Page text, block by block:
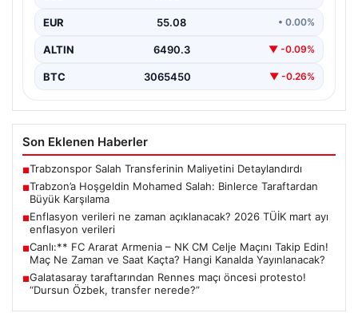
4 Ağustos 2026 tarihinde gerçekleştirilecek olan büyük
karşılaşmada FC Ararat Armenia, FFA Academy
EUR 55.08 • 0.00%
ALTIN 6490.3 ▼ -0.09%
BTC 3065450 ▼ -0.26%
Son Eklenen Haberler
■Trabzonspor Salah Transferinin Maliyetini Detaylandırdı
■Trabzon’a Hoşgeldin Mohamed Salah: Binlerce Taraftardan
Büyük Karşılama
■Enflasyon verileri ne zaman açıklanacak? 2026 TÜİK mart ayı
enflasyon verileri
■Canlı:** FC Ararat Armenia – NK CM Celje Maçını Takip Edin!
Maç Ne Zaman ve Saat Kaçta? Hangi Kanalda Yayınlanacak?
■Galatasaray taraftarından Rennes maçı öncesi protesto!
“Dursun Özbek, transfer nerede?”